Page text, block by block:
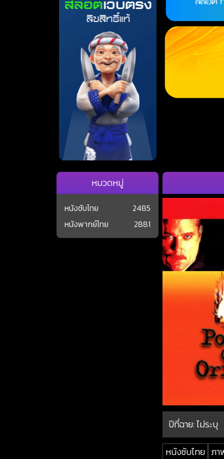
ปีที่ฉาย:ไม่ระบุ
หนังซับไทย ภ
หมวดหมู่
หนังซับไทย
2485
หนังพากย์ไทย
2881